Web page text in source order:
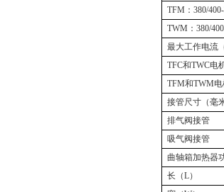
TFM ：380/
TWM ：380/
最大工作电流
TFC和TWC电
TFM和TWM
接管尺寸（毫
排气阀接管
吸气阀接管
曲轴箱加热器
长（L）